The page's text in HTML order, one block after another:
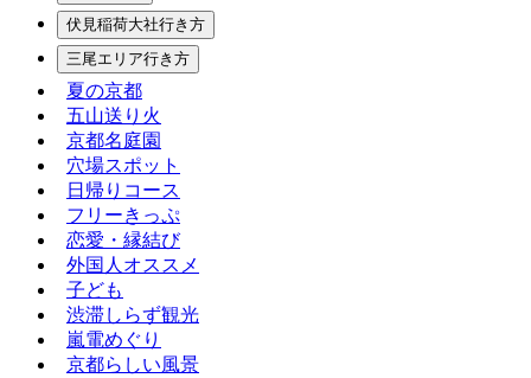
伏見稲荷大社行き方
三尾エリア行き方
夏の京都
五山送り火
京都名庭園
穴場スポット
日帰りコース
フリーきっぷ
恋愛・縁結び
外国人オススメ
子ども
渋滞しらず観光
嵐電めぐり
京都らしい風景